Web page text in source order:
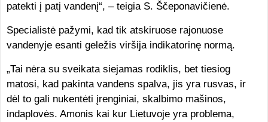
patekti į patį vandenį“, – teigia S. Ščeponavičienė.
Specialistė pažymi, kad tik atskiruose rajonuose
vandenyje esanti geležis viršija indikatorinę normą.
„Tai nėra su sveikata siejamas rodiklis, bet tiesiog
matosi, kad pakinta vandens spalva, jis yra rusvas, ir
dėl to gali nukentėti įrenginiai, skalbimo mašinos,
indaplovės. Amonis kai kur Lietuvoje yra problema,